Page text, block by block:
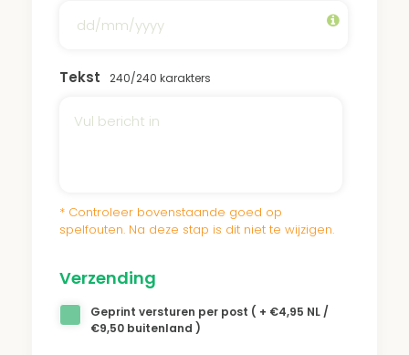
Tekst 240/240 karakters
* Controleer bovenstaande goed op
spelfouten. Na deze stap is dit niet te wijzigen.
Verzending
Geprint versturen per post ( + €4,95 NL /
€9,50 buitenland )